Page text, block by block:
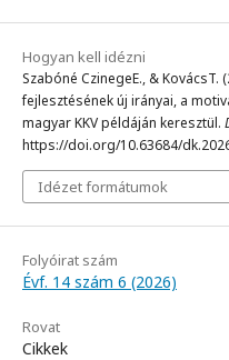
Hogyan kell idézni
Szabóné CzinegeE., &
fejlesztésének új irányai, a
magyar KKV példáján keresztül.
https://doi.org/10.63684/
Idézet formátumok
Folyóirat szám
Évf. 14 szám 6 (2026)
Rovat
Cikkek